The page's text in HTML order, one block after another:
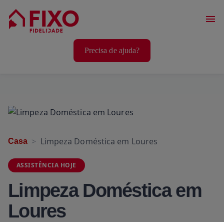
Serviços Casa
Precisa de ajuda?
Casa Limpeza Doméstica em Loures
ASSISTÊNCIA HOJE
Limpeza Doméstica em
Loures